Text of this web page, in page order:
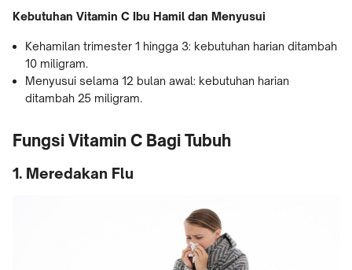
Kebutuhan Vitamin C Ibu Hamil dan Menyusui
Kehamilan trimester 1 hingga 3: kebutuhan harian ditambah
10 miligram.
Menyusui selama 12 bulan awal: kebutuhan harian
ditambah 25 miligram.
Fungsi Vitamin C Bagi Tubuh
1. Meredakan Flu